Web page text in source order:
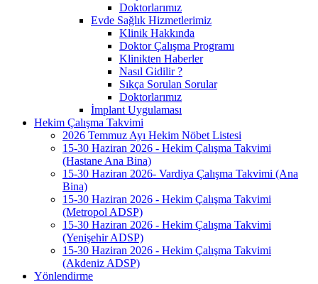
Doktorlarımız
Evde Sağlık Hizmetlerimiz
Klinik Hakkında
Doktor Çalışma Programı
Klinikten Haberler
Nasıl Gidilir ?
Sıkça Sorulan Sorular
Doktorlarımız
İmplant Uygulaması
Hekim Çalışma Takvimi
2026 Temmuz Ayı Hekim Nöbet Listesi
15-30 Haziran 2026 - Hekim Çalışma Takvimi
(Hastane Ana Bina)
15-30 Haziran 2026- Vardiya Çalışma Takvimi (Ana
Bina)
15-30 Haziran 2026 - Hekim Çalışma Takvimi
(Metropol ADSP)
15-30 Haziran 2026 - Hekim Çalışma Takvimi
(Yenişehir ADSP)
15-30 Haziran 2026 - Hekim Çalışma Takvimi
(Akdeniz ADSP)
Yönlendirme